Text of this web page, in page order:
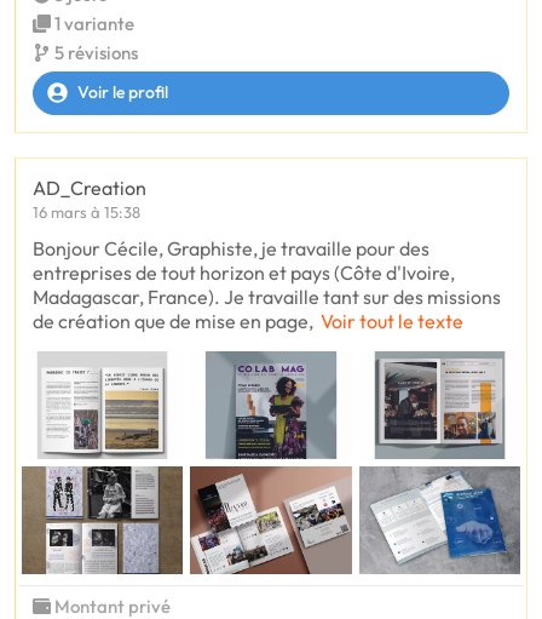
1 variante
5 révisions
Voir le profil
AD_Creation
16 mars à 15:38
Bonjour Cécile, Graphiste, je travaille pour des
entreprises de tout horizon et pays (Côte d'Ivoire,
Madagascar, France). Je travaille tant sur des missions
de création que de mise en page, Voir tout le texte
Montant privé